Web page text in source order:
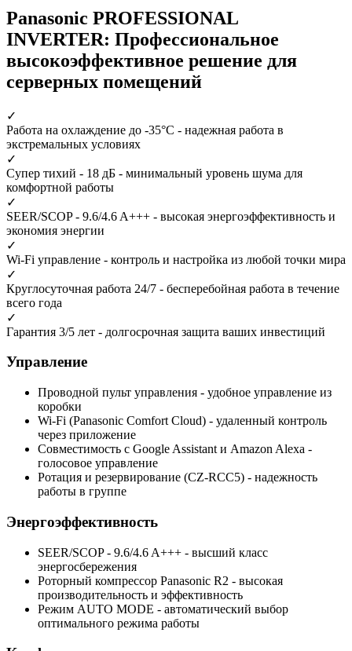
Panasonic PROFESSIONAL
INVERTER: Профессиональное
высокоэффективное решение для
серверных помещений
✓
Работа на охлаждение до -35°С - надежная работа в
экстремальных условиях
✓
Супер тихий - 18 дБ - минимальный уровень шума для
комфортной работы
✓
SEER/SCOP - 9.6/4.6 A+++ - высокая энергоэффективность и
экономия энергии
✓
Wi-Fi управление - контроль и настройка из любой точки мира
✓
Круглосуточная работа 24/7 - бесперебойная работа в течение
всего года
✓
Гарантия 3/5 лет - долгосрочная защита ваших инвестиций
Управление
Проводной пульт управления - удобное управление из
коробки
Wi-Fi (Panasonic Comfort Cloud) - удаленный контроль
через приложение
Совместимость с Google Assistant и Amazon Alexa -
голосовое управление
Ротация и резервирование (CZ-RCC5) - надежность
работы в группе
Энергоэффективность
SEER/SCOP - 9.6/4.6 A+++ - высший класс
энергосбережения
Роторный компрессор Panasonic R2 - высокая
производительность и эффективность
Режим AUTO MODE - автоматический выбор
оптимального режима работы